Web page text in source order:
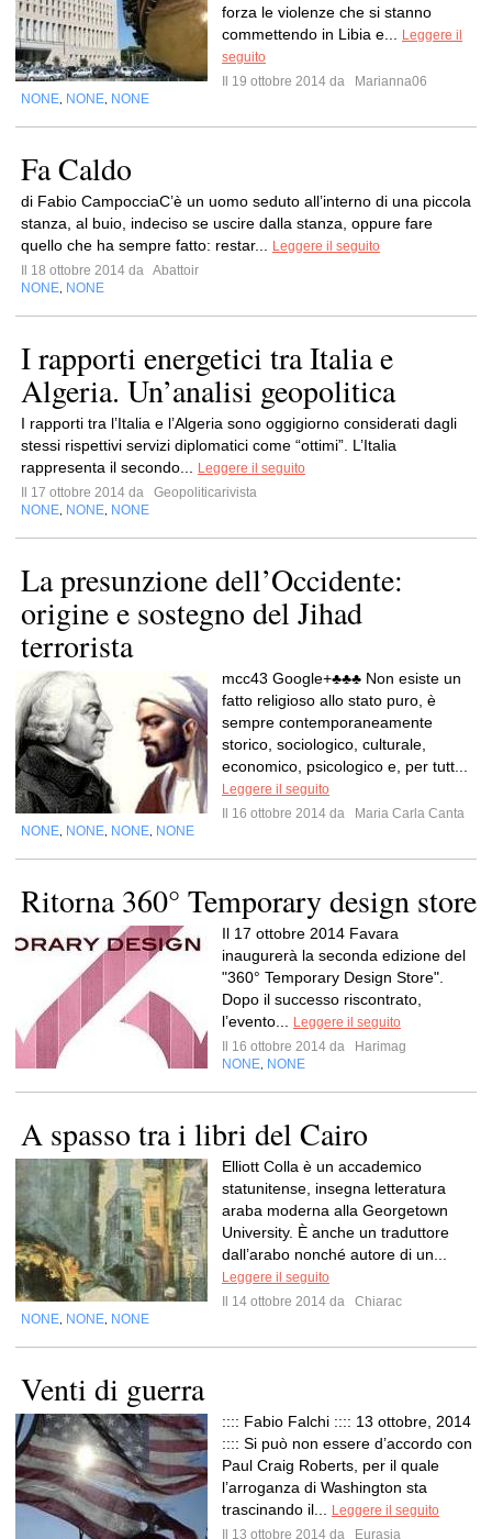
forza le violenze che si stanno
commettendo in Libia e...
Leggere il
seguito
Il 19 ottobre 2014 da
Marianna06
NONE NONE NONE
Fa Caldo
di Fabio CampocciaC’è un uomo seduto all’interno di una piccola
stanza, al buio, indeciso se uscire dalla stanza, oppure fare
quello che ha sempre fatto: restar...
Leggere il seguito
Il 18 ottobre 2014 da Abattoir
NONE NONE
I rapporti energetici tra Italia e
Algeria. Un’analisi geopolitica
I rapporti tra l’Italia e l’Algeria sono oggigiorno considerati dagli
stessi rispettivi servizi diplomatici come “ottimi”. L’Italia
rappresenta il secondo...
Leggere il seguito
Il 17 ottobre 2014 da
Geopoliticarivista
NONE NONE NONE
La presunzione dell’Occidente:
origine e sostegno del Jihad
terrorista
mcc43 Google+‏♣♣♣ Non esiste un
fatto religioso allo stato puro, è
sempre contemporaneamente
storico, sociologico, culturale,
economico, psicologico e, per tutt...
Leggere il seguito
Il 16 ottobre 2014 da
Maria Carla Canta
NONE NONE NONE NONE
Ritorna 360° Temporary design store
Il 17 ottobre 2014 Favara
inaugurerà la seconda edizione del
"360° Temporary Design Store".
Dopo il successo riscontrato,
l’evento...
Leggere il seguito
Il 16 ottobre 2014 da
Harimag
NONE NONE
A spasso tra i libri del Cairo
Elliott Colla è un accademico
statunitense, insegna letteratura
araba moderna alla Georgetown
University. È anche un traduttore
dall’arabo nonché autore di un...
Leggere il seguito
Il 14 ottobre 2014 da
Chiarac
NONE NONE NONE
Venti di guerra
:::: Fabio Falchi :::: 13 ottobre, 2014
:::: Si può non essere d’accordo con
Paul Craig Roberts, per il quale
l’arroganza di Washington sta
trascinando il...
Leggere il seguito
Il 13 ottobre 2014 da
Eurasia